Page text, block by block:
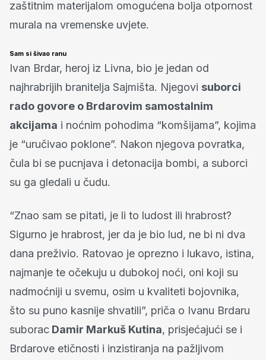
zaštitnim materijalom omogućena bolja otpornost
murala na vremenske uvjete.
Sam si šivao ranu
Ivan Brdar, heroj iz Livna, bio je jedan od
najhrabrijih branitelja Sajmišta. Njegovi suborci
rado govore o Brdarovim samostalnim
akcijama i noćnim pohodima “komšijama”, kojima
je “uručivao poklone”. Nakon njegova povratka,
čula bi se pucnjava i detonacija bombi, a suborci
su ga gledali u čudu.
“Znao sam se pitati, je li to ludost ili hrabrost?
Sigurno je hrabrost, jer da je bio lud, ne bi ni dva
dana preživio. Ratovao je oprezno i lukavo, istina,
najmanje te očekuju u dubokoj noći, oni koji su
nadmoćniji u svemu, osim u kvaliteti bojovnika,
što su puno kasnije shvatili”, priča o Ivanu Brdaru
suborac Damir Markuš Kutina, prisjećajući se i
Brdarove etičnosti i inzistiranja na pažljivom